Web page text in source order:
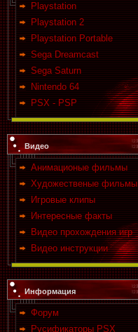
Playstation
Playstation 2
Playstation Portable
Sega Dreamcast
Sega Saturn
Nintendo 64
PSX - PSP
Видео
Анимационые фильмы
Художественые фильмы
Игровые клипы
Интересные факты
Видео прохождения игр
Видео инструкции
Информация
Форум
Русификаторы PSX